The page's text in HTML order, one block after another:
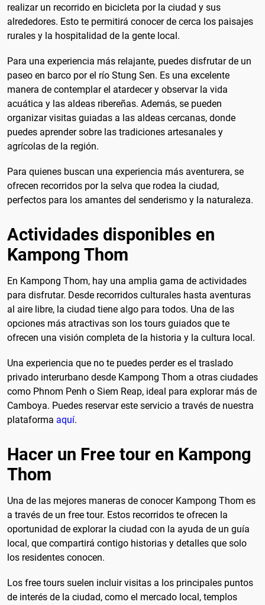
realizar un recorrido en bicicleta por la ciudad y sus
alrededores. Esto te permitirá conocer de cerca los paisajes
rurales y la hospitalidad de la gente local.
Para una experiencia más relajante, puedes disfrutar de un
paseo en barco por el río Stung Sen. Es una excelente
manera de contemplar el atardecer y observar la vida
acuática y las aldeas ribereñas. Además, se pueden
organizar visitas guiadas a las aldeas cercanas, donde
puedes aprender sobre las tradiciones artesanales y
agrícolas de la región.
Para quienes buscan una experiencia más aventurera, se
ofrecen recorridos por la selva que rodea la ciudad,
perfectos para los amantes del senderismo y la naturaleza.
Actividades disponibles en
Kampong Thom
En Kampong Thom, hay una amplia gama de actividades
para disfrutar. Desde recorridos culturales hasta aventuras
al aire libre, la ciudad tiene algo para todos. Una de las
opciones más atractivas son los tours guiados que te
ofrecen una visión completa de la historia y la cultura local.
Una experiencia que no te puedes perder es el traslado
privado interurbano desde Kampong Thom a otras ciudades
como Phnom Penh o Siem Reap, ideal para explorar más de
Camboya. Puedes reservar este servicio a través de nuestra
plataforma aquí.
Hacer un Free tour en Kampong
Thom
Una de las mejores maneras de conocer Kampong Thom es
a través de un free tour. Estos recorridos te ofrecen la
oportunidad de explorar la ciudad con la ayuda de un guía
local, que compartirá contigo historias y detalles que solo
los residentes conocen.
Los free tours suelen incluir visitas a los principales puntos
de interés de la ciudad, como el mercado local, templos